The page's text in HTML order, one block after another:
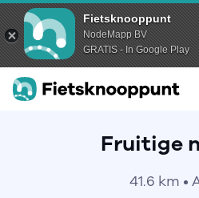
Fietsknooppunt
NodeMapp BV
GRATIS - In Google Play
Fruitige
41.6 km •